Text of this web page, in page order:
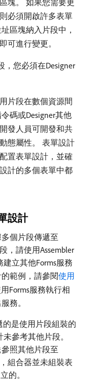
塊。 如果您需要更
必須開啟許多表單
區塊納入片段中，
可進行變更。
，您必須在Designer
片段在數個資源間
碼或Designer其他
發人員可開發和共
態屬性。 表單設計
置表單設計，並確
計的多個表單中都
設計
個片段傳遞至
，請使用Assembler
立其他Forms服務
的範例，請參閱使用
Forms服務執行相
務。
的是使用片段組裝的
參考其他片段。
照其他片段至
組合器並未組裝表
的。